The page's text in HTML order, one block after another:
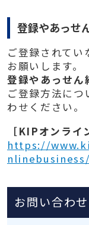
登録やあっせ
ご登録されてい
お願いします。
登録やあっせん
ご登録方法に
わせください。
［KIPオンライ
https://
nlinebusiness/
お問い合わせ